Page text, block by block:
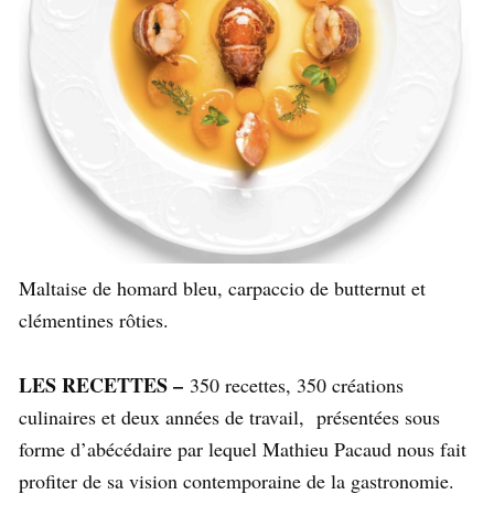
Maltaise de homard bleu, carpaccio de butternut et
clémentines rôties.
LES RECETTES – 350 recettes, 350 créations
culinaires et deux années de travail, présentées sous
forme d’abécédaire par lequel Mathieu Pacaud nous fait
profiter de sa vision contemporaine de la gastronomie.